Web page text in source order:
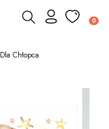
Otwórz wyszukiwarkę
Dla Chłopca